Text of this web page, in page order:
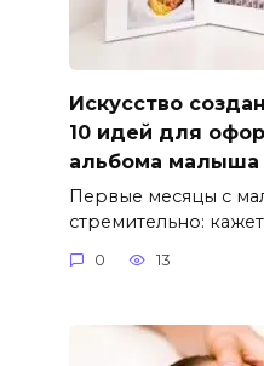
Искусство
10 идей для
альбома малыша
Первые месяцы с
стремительно:
0 13